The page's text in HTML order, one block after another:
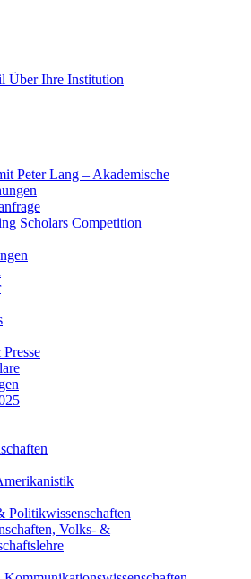
Über Ihre Institution
Peter Lang – Akademische
Scholars Competition
Politikwissenschaften
Volks- &